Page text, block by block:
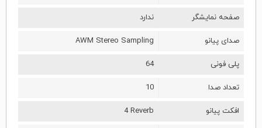
صفحه نمایشگر ندارد
صدای پیانو AWM Stereo Sampling
پلی فونی 64
تعداد صدا 10
افکت پیانو 4 Reverb